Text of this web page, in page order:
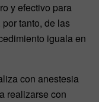
y efectivo para
tanto, de las
iguala en
con anestesia
realizarse con